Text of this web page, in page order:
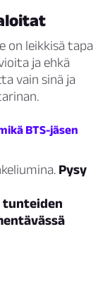
on leikkisä tapa
ja ehkä
vain sinä ja
BTS-jäsen
Pysy
tunteiden